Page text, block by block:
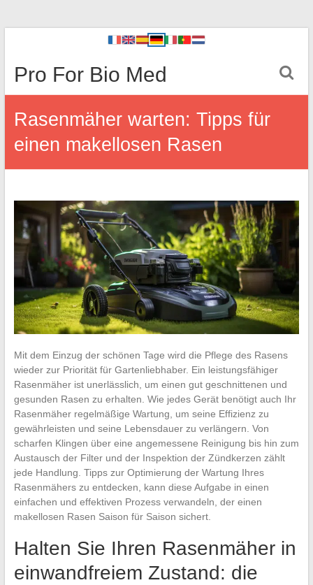
Pro For Bio Med
Rasenmäher warten: Tipps für
einen makellosen Rasen
Mit dem Einzug der schönen Tage wird die Pflege des Rasens
wieder zur Priorität für Gartenliebhaber. Ein leistungsfähiger
Rasenmäher ist unerlässlich, um einen gut geschnittenen und
gesunden Rasen zu erhalten. Wie jedes Gerät benötigt auch Ihr
Rasenmäher regelmäßige Wartung, um seine Effizienz zu
gewährleisten und seine Lebensdauer zu verlängern. Von
scharfen Klingen über eine angemessene Reinigung bis hin zum
Austausch der Filter und der Inspektion der Zündkerzen zählt
jede Handlung. Tipps zur Optimierung der Wartung Ihres
Rasenmähers zu entdecken, kann diese Aufgabe in einen
einfachen und effektiven Prozess verwandeln, der einen
makellosen Rasen Saison für Saison sichert.
Halten Sie Ihren Rasenmäher in
einwandfreiem Zustand: die